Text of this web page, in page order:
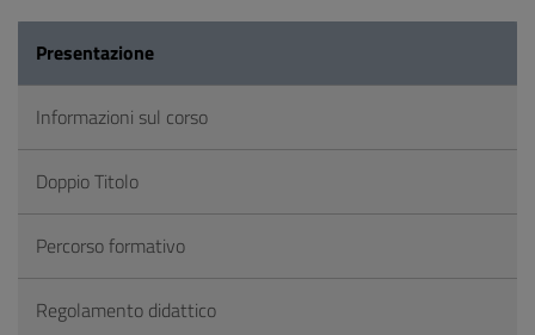
Presentazione
Informazioni sul corso
Doppio Titolo
Percorso formativo
Regolamento didattico